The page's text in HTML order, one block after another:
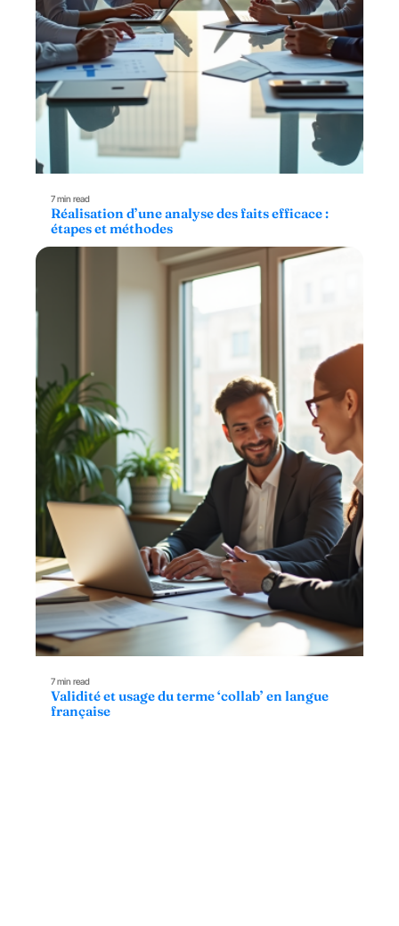
7 min read
Réalisation d’une analyse des faits efficace :
étapes et méthodes
7 min read
Validité et usage du terme ‘collab’ en langue
française